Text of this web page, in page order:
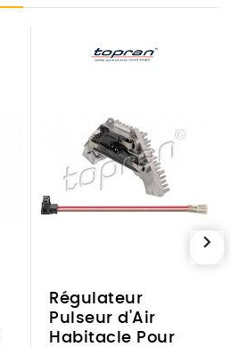
Régulateur
Pulseur d'Air
Habitacle Pour
chevron_right